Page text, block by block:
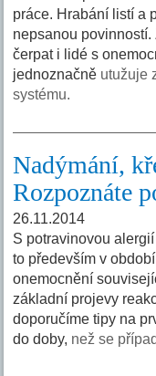
práce. Hrabání listí a
nepsanou
čerpat i lidé s
jednoznačně utužuje
systému.
Nadýmání,
Rozpoznáte
26.11.2014
S potravinovou
to především v
onemocnění
základní projevy
doporučíme tipy na
do doby, než se